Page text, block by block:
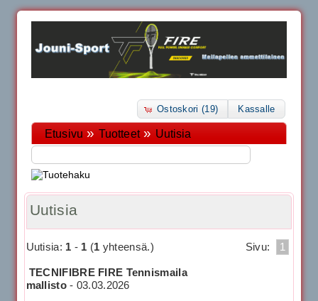
Ostoskori (19) Kassalle
Etusivu » Tuotteet» Uutisia
Uutisia
Uutisia: 1 - 1 (1 yhteensä.) Sivu: 1
TECNIFIBRE FIRE Tennismaila
mallisto- 03.03.2026